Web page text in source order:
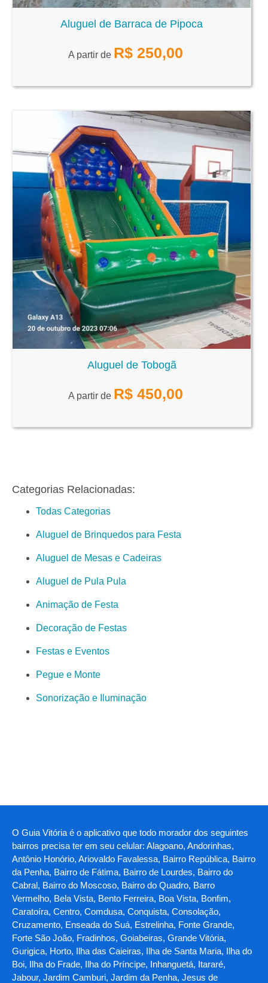
Aluguel de Barraca de Pipoca
A partir de R$ 250,00
Aluguel de Tobogã
A partir de R$ 450,00
Categorias Relacionadas:
Todas Categorias
Aluguel de Brinquedos para Festa
Aluguel de Mesas e Cadeiras
Aluguel de Pula Pula
Animação de Festa
Decoração de Festas
Festas e Eventos
Pegue e Monte
Sonorização e Iluminação
O Guia Vitória é o aplicativo que todo morador dos seguintes
bairros precisa ter em seu celular: Alagoano, Andorinhas,
Antônio Honório, Ariovaldo Favalessa, Bairro República, Bairro
da Penha, Bairro de Fátima, Bairro de Lourdes, Bairro do
Cabral, Bairro do Moscoso, Bairro do Quadro, Barro
Vermelho, Bela Vista, Bento Ferreira, Boa Vista, Bonfim,
Caratoíra, Centro, Comdusa, Conquista, Consolação,
Cruzamento, Enseada do Suá, Estrelinha, Fonte Grande,
Forte São João, Fradinhos, Goiabeiras, Grande Vitória,
Gurigica, Horto, Ilha das Caieiras, Ilha de Santa Maria, Ilha do
Boi, Ilha do Frade, Ilha do Príncipe, Inhanguetá, Itararé,
Jabour, Jardim Camburi, Jardim da Penha, Jesus de